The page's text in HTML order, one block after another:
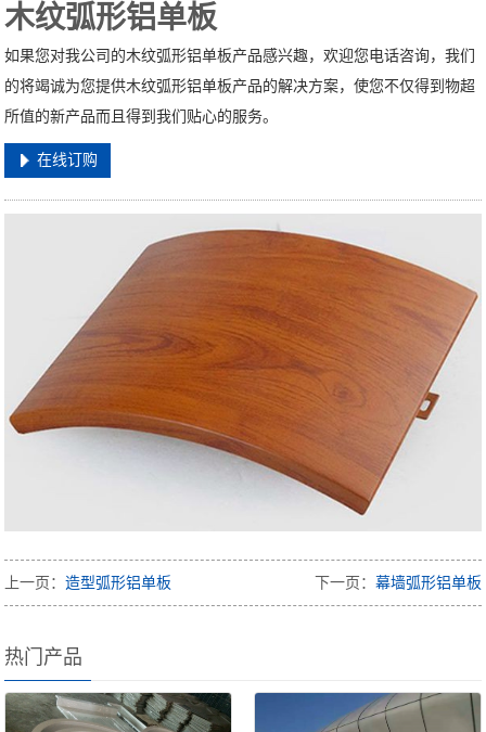
木纹弧形铝单板
如果您对我公司的木纹弧形铝单板产品感兴趣，欢迎您电话咨询，我们
的将竭诚为您提供木纹弧形铝单板产品的解决方案，使您不仅得到物超
所值的新产品而且得到我们贴心的服务。
在线订购
上一页：造型弧形铝单板 下一页： 幕墙弧形铝单板
热门产品